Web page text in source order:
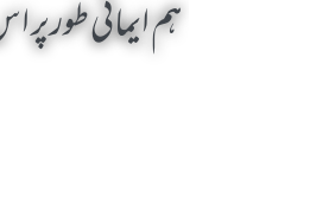
ہم ایمانی